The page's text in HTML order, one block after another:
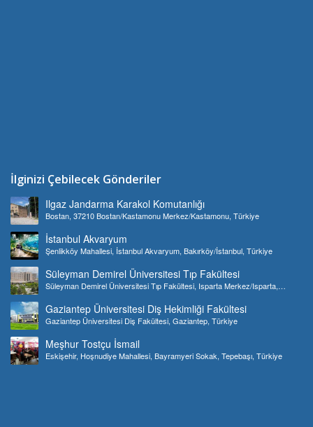
İlginizi Çebilecek Gönderiler
Ilgaz Jandarma Karakol Komutanlığı
Bostan, 37210 Bostan/Kastamonu Merkez/Kastamonu, Türkiye
İstanbul Akvaryum
Şenlikköy Mahallesi, İstanbul Akvaryum, Bakırköy/İstanbul, Türkiye
Süleyman Demirel Üniversitesi Tıp Fakültesi
Süleyman Demirel Üniversitesi Tıp Fakültesi, Isparta Merkez/Isparta,
Gaziantep Üniversitesi Diş Hekimliği Fakültesi
Gaziantep Üniversitesi Diş Fakültesi, Gaziantep, Türkiye
Meşhur Tostçu İsmail
Eskişehir, Hoşnudiye Mahallesi, Bayramyeri Sokak, Tepebaşı, Türkiye